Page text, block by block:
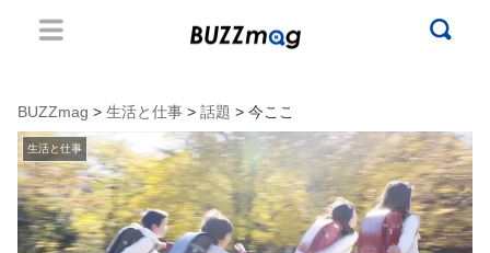
BUZZmag > 生活と仕事 > 話題 > 今ここ
生活と仕事